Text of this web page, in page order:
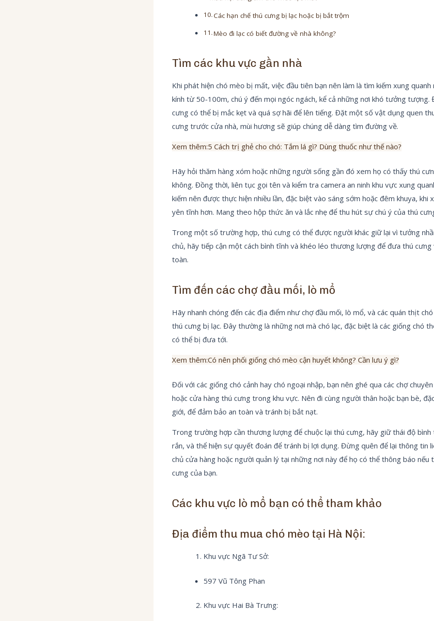
Các hạn chế thú cưng bị lạc hoặc bị bắt trộm
Mèo đi lạc có biết đường về nhà không?
Tìm các khu vực gần nhà
Khi phát hiện chó mèo bị mất, việc đầu tiên bạn nên làm là tìm kiếm xung
kính từ 50-100m, chú ý đến mọi ngóc ngách, kể cả những nơi khó tưởng tượng.
cưng có thể bị mắc kẹt và quá sợ hãi để lên tiếng. Đặt một số vật dụng quen
cưng trước cửa nhà, mùi hương sẽ giúp chúng dễ dàng tìm đường về.
Xem thêm:5 Cách trị ghẻ cho chó: Tắm lá gì? Dùng thuốc như thế nào?
Hãy hỏi thăm hàng xóm hoặc những người sống gần đó xem họ có thấy thú
không. Đồng thời, liên tục gọi tên và kiểm tra camera an ninh khu vực xung
kiếm nên được thực hiện nhiều lần, đặc biệt vào sáng sớm hoặc đêm khuya, khi
yên tĩnh hơn. Mang theo hộp thức ăn và lắc nhẹ để thu hút sự chú ý của thú
Trong một số trường hợp, thú cưng có thể được người khác giữ lại vì tưởng
chủ, hãy tiếp cận một cách bình tĩnh và khéo léo thương lượng để đưa thú cưng
toàn.
Tìm đến các chợ đầu mối, lò mổ
Hãy nhanh chóng đến các địa điểm như chợ đầu mối, lò mổ, và các quán thịt
thú cưng bị lạc. Đây thường là những nơi mà chó lạc, đặc biệt là các giống chó
có thể bị đưa tới.
Xem thêm:Có nên phối giống chó mèo cận huyết không? Cần lưu ý gì?
Đối với các giống chó cảnh hay chó ngoại nhập, bạn nên ghé qua các chợ
hoặc cửa hàng thú cưng trong khu vực. Nên đi cùng người thân hoặc bạn bè,
giới, để đảm bảo an toàn và tránh bị bắt nạt.
Trong trường hợp cần thương lượng để chuộc lại thú cưng, hãy giữ thái độ bình
rắn, và thể hiện sự quyết đoán để tránh bị lợi dụng. Đừng quên để lại thông tin
chủ cửa hàng hoặc người quản lý tại những nơi này để họ có thể thông báo nếu
cưng của bạn.
Các khu vực lò mổ bạn có thể tham khảo
Địa điểm thu mua chó mèo tại Hà Nội:
Khu vực Ngã Tư Sở:
597 Vũ Tông Phan
Khu vực Hai Bà Trưng: